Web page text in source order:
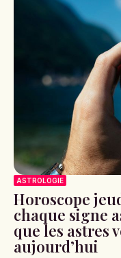
ASTROLOGIE
Horoscope
chaque signe
que les astres
aujourd’hui